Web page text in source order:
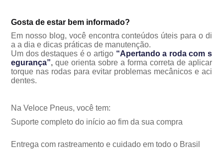
Gosta de estar bem informado?
Em nosso blog, você encontra conteúdos úteis para o di
a a dia e dicas práticas de manutenção.
Um dos destaques é o artigo “Apertando a roda com s
egurança”, que orienta sobre a forma correta de aplicar
torque nas rodas para evitar problemas mecânicos e aci
dentes.
Na Veloce Pneus, você tem:
Suporte completo do início ao fim da sua compra
Entrega com rastreamento e cuidado em todo o Brasil